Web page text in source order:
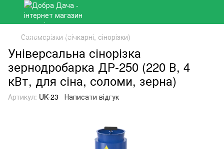
Соломорізки (січкарні, сінорізки)
Універсальна сінорізка
зернодробарка ДР-250 (220 В, 4
кВт, для сіна, соломи, зерна)
Артикул: UK-23 Написати відгук